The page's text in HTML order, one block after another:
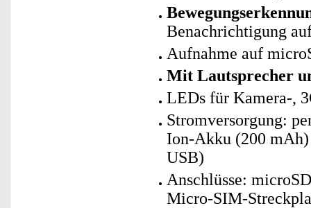
Benachrichtigung
Aufnahme auf
Mit Lautsprecher
LEDs für Kamera-,
Stromversorgung:
Ion-Akku (200
USB)
Anschlüsse:
Micro-SIM-